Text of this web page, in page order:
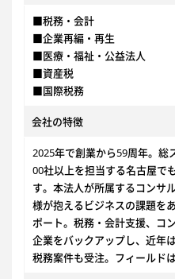
■税務・会計
■企業再編・再生
■医療・福祉・公益法人
■資産税
■国際税務
会社の特徴
2025年で創業から59周年。総
00社以上を担当する名古屋で
す。本法人が所属するコンサ
様が抱えるビジネスの課題を
ポート。税務・会計支援、コ
企業をバックアップし、近年
税務案件も受注。フィールド